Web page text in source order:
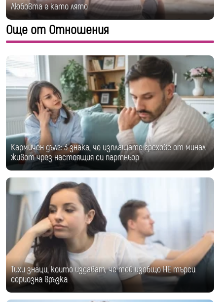
Любовта е като лято
Още от Отношения
Кармичен дълг: 3 знака, че изплащате грехове от минал
живот чрез настоящия си партньор
Тихи знаци, които издават, че той изобщо НЕ търси
сериозна връзка